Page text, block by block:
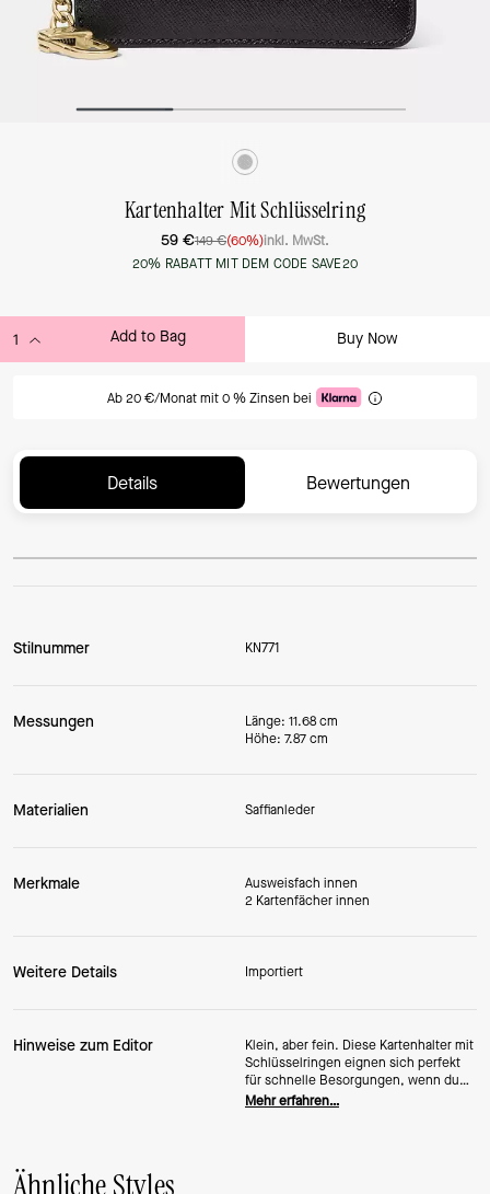
Kartenhalter Mit Schlüsselring
59 €149 €(60%)inkl. MwSt.
20% RABATT MIT DEM CODE SAVE20
Add to Bag Buy Now
Ab 20 €/Monat mit 0 % Zinsen bei
Details Bewertungen
Stilnummer KN771
Messungen
Länge: 11.68 cm
Höhe: 7.87 cm
Materialien Saffianleder
Merkmale
Ausweisfach innen
2 Kartenfächer innen
Weitere Details Importiert
Hinweise zum Editor
Klein, aber fein. Diese Kartenhalter mit
Schlüsselringen eignen sich perfekt
für schnelle Besorgungen, wenn du
dir einen Kaffee holst, oder zum
Mehr erfahren…
Ähnliche Styles